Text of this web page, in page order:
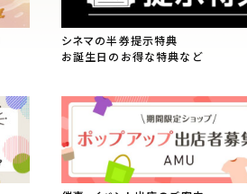
シネマの半券提示特典
お誕生日のお得な特典など